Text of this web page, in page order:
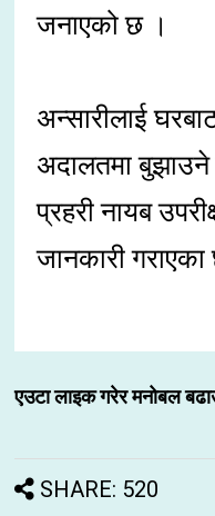
जनाएको छ ।
अन्सारीलाई
अदालतमा बुझाउने
प्रहरी नायब
जानकारी
एउटा लाइक गरेर मनोबल
SHARE: 520